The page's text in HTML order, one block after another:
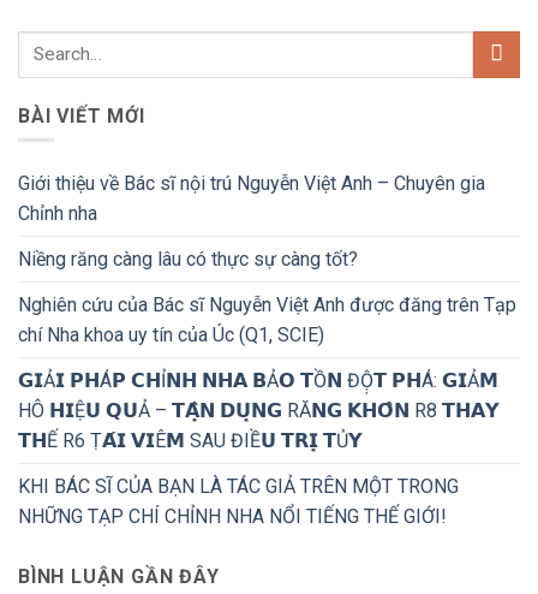
BÀI VIẾT MỚI
Giới thiệu về Bác sĩ nội trú Nguyễn Việt Anh – Chuyên gia
Chỉnh nha
Niềng răng càng lâu có thực sự càng tốt?
Nghiên cứu của Bác sĩ Nguyễn Việt Anh được đăng trên Tạp
chí Nha khoa uy tín của Úc (Q1, SCIE)
𝗚𝗜Ả𝗜 𝗣𝗛Á𝗣 𝗖𝗛Ỉ𝗡𝗛 𝗡𝗛𝗔 𝗕Ả𝗢 𝗧Ồ𝗡 ĐỘ̣𝗧 𝗣𝗛Á: 𝗚𝗜Ả𝗠
HÔ 𝗛𝗜Ệ𝗨 𝗤𝗨Ả – 𝗧𝗔̣̂𝗡 𝗗𝗨̣𝗡𝗚 RĂ𝗡𝗚 𝗞𝗛𝗢̂𝗡 R8 𝗧𝗛𝗔𝗬
𝗧𝗛Ế R6 Ṭ𝗔́𝗜 𝗩𝗜Ê𝗠 SAU ĐIỀ𝗨 𝗧𝗥𝗜̣ 𝗧Ủ𝗬
KHI BÁC SĨ CỦA BẠN LÀ TÁC GIẢ TRÊN MỘT TRONG
NHỮNG TẠP CHÍ CHỈNH NHA NỔI TIẾNG THẾ GIỚI!
BÌNH LUẬN GẦN ĐÂY